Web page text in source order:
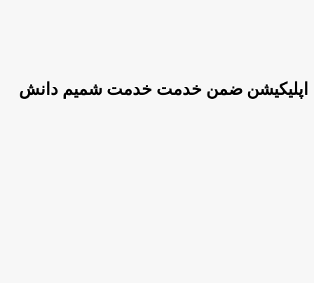
اپلیکیشن ضمن خدمت خدمت شمیم دانش